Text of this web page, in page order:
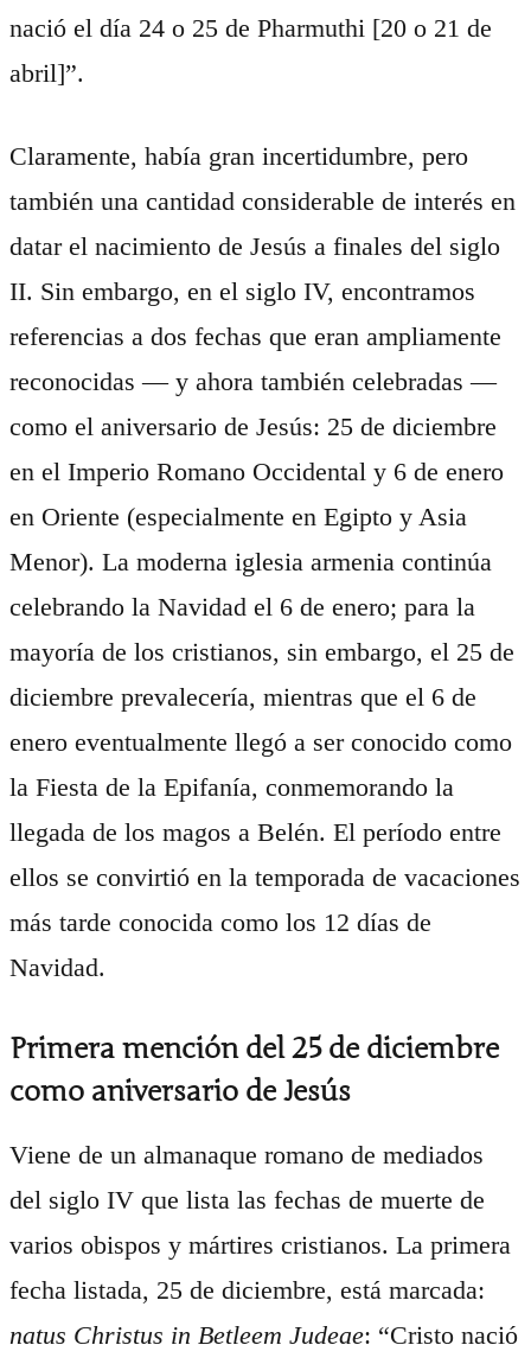
nació el día 24 o 25 de Pharmuthi [20 o 21 de
abril]”.
Claramente, había gran incertidumbre, pero
también una cantidad considerable de interés en
datar el nacimiento de Jesús a finales del siglo
II. Sin embargo, en el siglo IV, encontramos
referencias a dos fechas que eran ampliamente
reconocidas — y ahora también celebradas —
como el aniversario de Jesús: 25 de diciembre
en el Imperio Romano Occidental y 6 de enero
en Oriente (especialmente en Egipto y Asia
Menor). La moderna iglesia armenia continúa
celebrando la Navidad el 6 de enero; para la
mayoría de los cristianos, sin embargo, el 25 de
diciembre prevalecería, mientras que el 6 de
enero eventualmente llegó a ser conocido como
la Fiesta de la Epifanía, conmemorando la
llegada de los magos a Belén. El período entre
ellos se convirtió en la temporada de vacaciones
más tarde conocida como los 12 días de
Navidad.
Primera mención del 25 de diciembre
como aniversario de Jesús
Viene de un almanaque romano de mediados
del siglo IV que lista las fechas de muerte de
varios obispos y mártires cristianos. La primera
fecha listada, 25 de diciembre, está marcada:
natus Christus in Betleem Judeae: “Cristo nació